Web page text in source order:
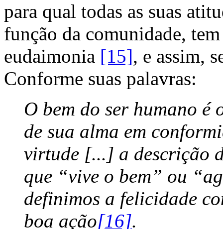
para qual todas as suas
função da comunidade,
eudaimonia [15], e assim,
Conforme suas palavras:
O bem do ser humano é
de sua alma em
virtude [...] a descrição
que “vive o bem” ou
definimos a felicidade
boa ação[16].